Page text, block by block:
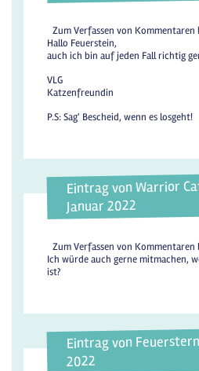
Zum Verfassen von
Hallo Feuerstein,
auch ich bin auf jeden Fall richtig
VLG
Katzenfreundin
P.S: Sag' Bescheid, wenn es losgeht!
Eintrag von Warrior
Januar 2022
Zum Verfassen von
Ich würde auch gerne mitmachen,
ist?
Eintrag von
2022